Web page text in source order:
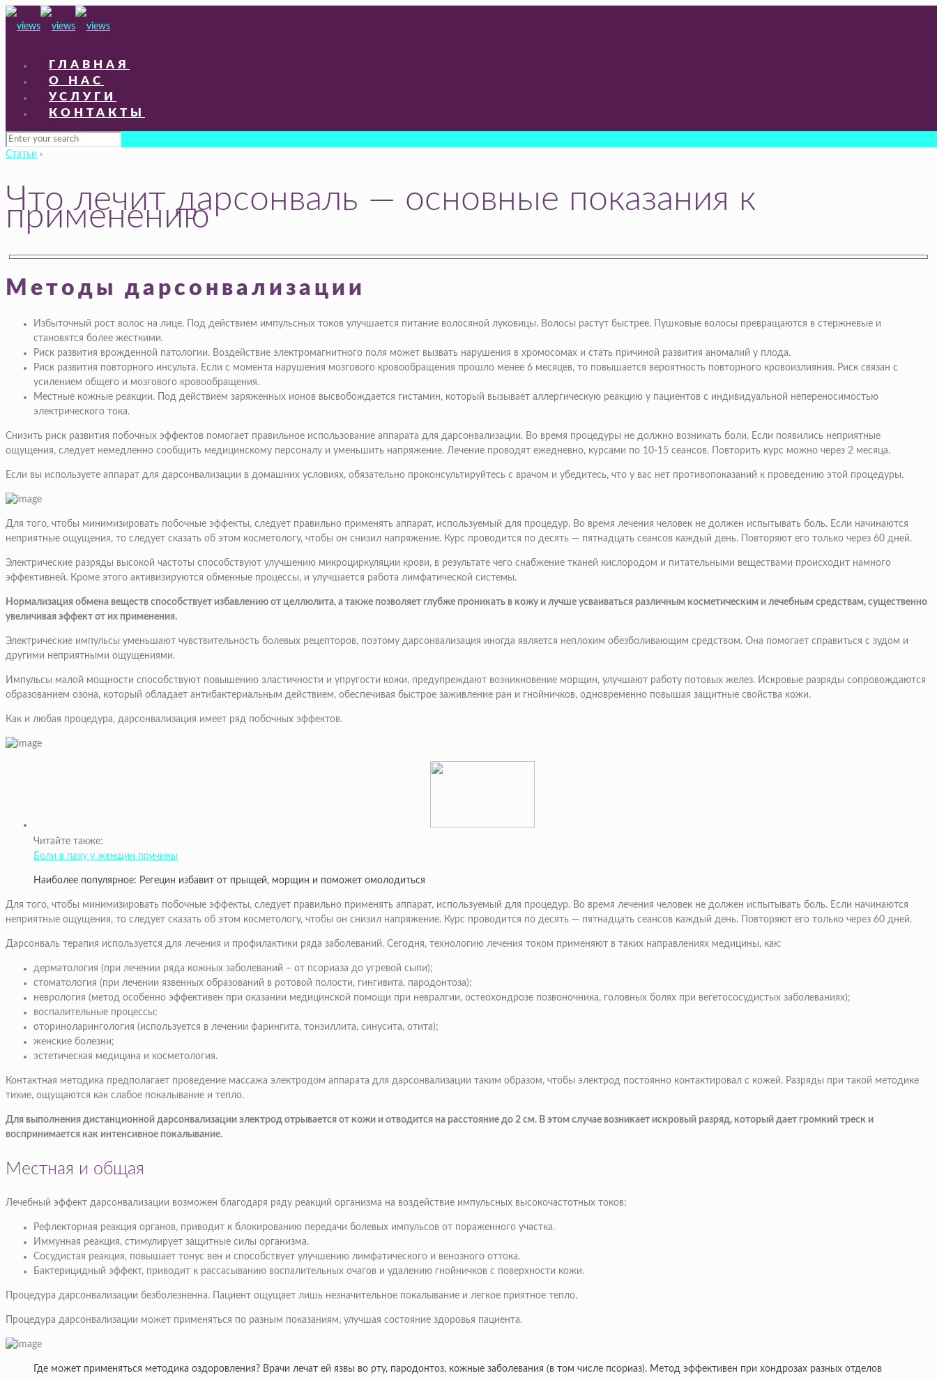
ГЛАВНАЯ
О НАС
УСЛУГИ
КОНТАКТЫ
Статьи ›
Что лечит дарсонваль — основные показания к
применению
Методы дарсонвализации
Избыточный рост волос на лице.
Под действием импульсных токов улучшается питание волосяной луковицы. Волосы растут быстрее. Пушковые волосы превращаются в стержневые и
становятся более жесткими.
Риск развития врожденной патологии. Воздействие электромагнитного поля может вызвать нарушения в хромосомах и стать причиной развития аномалий у плода.
Риск развития повторного инсульта. Если с момента нарушения мозгового кровообращения прошло менее 6 месяцев, то повышается вероятность повторного кровоизлияния. Риск связан с
усилением общего и мозгового кровообращения.
Местные кожные реакции. Под действием заряженных ионов высвобождается гистамин, который вызывает аллергическую реакцию у пациентов с индивидуальной непереносимостью
электрического тока.
Снизить риск развития побочных эффектов помогает правильное использование аппарата для дарсонвализации. Во время процедуры не должно возникать боли. Если появились неприятные
ощущения, следует немедленно сообщить медицинскому персоналу и уменьшить напряжение. Лечение проводят ежедневно, курсами по 10-15 сеансов. Повторить курс можно через 2 месяца.
Если вы используете аппарат для дарсонвализации в домашних условиях, обязательно проконсультируйтесь с врачом и убедитесь, что у вас нет противопоказаний к проведению этой процедуры.
Для того, чтобы минимизировать побочные эффекты, следует правильно применять аппарат, используемый для процедур. Во время лечения человек не должен испытывать боль. Если начинаются
неприятные ощущения, то следует сказать об этом косметологу, чтобы он снизил напряжение. Курс проводится по десять — пятнадцать сеансов каждый день. Повторяют его только через 60 дней.
Электрические разряды высокой частоты способствуют улучшению микроциркуляции крови, в результате чего снабжение тканей кислородом и питательными веществами происходит намного
эффективней. Кроме этого активизируются обменные процессы, и улучшается работа лимфатической системы.
Нормализация обмена веществ способствует избавлению от целлюлита, а также позволяет глубже проникать в кожу и лучше усваиваться различным косметическим и лечебным средствам, существенно
увеличивая эффект от их применения.
Электрические импульсы уменьшают чувствительность болевых рецепторов, поэтому дарсонвализация иногда является неплохим обезболивающим средством. Она помогает справиться с зудом и
другими неприятными ощущениями.
Импульсы малой мощности способствуют повышению эластичности и упругости кожи, предупреждают возникновение морщин, улучшают работу потовых желез. Искровые разряды сопровождаются
образованием озона, который обладает антибактериальным действием, обеспечивая быстрое заживление ран и гнойничков, одновременно повышая защитные свойства кожи.
Как и любая процедура, дарсонвализация имеет ряд побочных эффектов.
Читайте также:
Боли в паху у женщин причины
Наиболее популярное: Регецин избавит от прыщей, морщин и поможет омолодиться
Для того, чтобы минимизировать побочные эффекты, следует правильно применять аппарат, используемый для процедур. Во время лечения человек не должен испытывать боль. Если начинаются
неприятные ощущения, то следует сказать об этом косметологу, чтобы он снизил напряжение. Курс проводится по десять — пятнадцать сеансов каждый день. Повторяют его только через 60 дней.
Дарсонваль терапия используется для лечения и профилактики ряда заболеваний. Сегодня, технологию лечения током применяют в таких направлениях медицины, как:
дерматология (при лечении ряда кожных заболеваний – от псориаза до угревой сыпи);
стоматология (при лечении язвенных образований в ротовой полости, гингивита, пародонтоза);
неврология (метод особенно эффективен при оказании медицинской помощи при невралгии, остеохондрозе позвоночника, головных болях при вегетососудистых заболеваниях);
воспалительные процессы;
оториноларингология (используется в лечении фарингита, тонзиллита, синусита, отита);
женские болезни;
эстетическая медицина и косметология.
Контактная методика предполагает проведение массажа электродом аппарата для дарсонвализации таким образом, чтобы электрод постоянно контактировал с кожей. Разряды при такой методике
тихие, ощущаются как слабое покалывание и тепло.
Для выполнения дистанционной дарсонвализации электрод отрывается от кожи и отводится на расстояние до 2 см. В этом случае возникает искровый разряд, который дает громкий треск и
воспринимается как интенсивное покалывание.
Местная и общая
Лечебный эффект дарсонвализации возможен благодаря ряду реакций организма на воздействие импульсных высокочастотных токов:
Рефлекторная реакция органов, приводит к блокированию передачи болевых импульсов от пораженного участка.
Иммунная реакция, стимулирует защитные силы организма.
Сосудистая реакция, повышает тонус вен и способствует улучшению лимфатического и венозного оттока.
Бактерицидный эффект, приводит к рассасыванию воспалительных очагов и удалению гнойничков с поверхности кожи.
Процедура дарсонвализации безболезненна. Пациент ощущает лишь незначительное покалывание и легкое приятное тепло.
Процедура дарсонвализации может применяться по разным показаниям, улучшая состояние здоровья пациента.
Где может применяться методика оздоровления? Врачи лечат ей язвы во рту, пародонтоз, кожные заболевания (в том числе псориаз). Метод эффективен при хондрозах разных отделов